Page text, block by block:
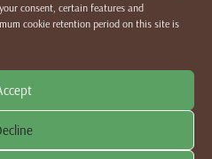
consent, certain features and
cookie retention period on this site is